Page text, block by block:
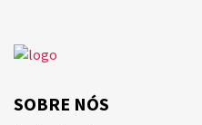
SOBRE NÓS